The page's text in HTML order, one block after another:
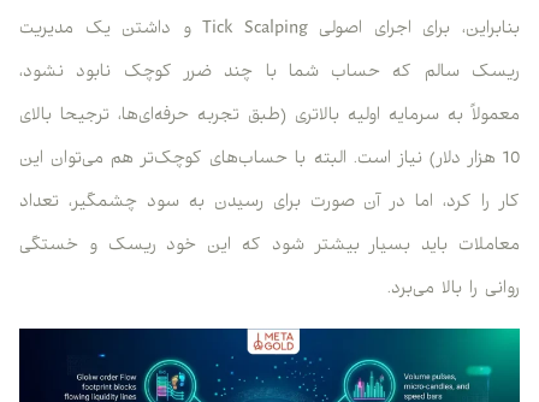
بنابراین، برای اجرای اصولی Tick Scalping و داشتن یک مدیریت
ریسک سالم که حساب شما با چند ضرر کوچک نابود نشود،
معمولاً به سرمایه اولیه بالاتری (طبق تجربه حرفه‌ای‌ها، ترجیحا بالای
10 هزار دلار) نیاز است. البته با حساب‌های کوچک‌تر هم می‌توان این
کار را کرد، اما در آن صورت برای رسیدن به سود چشمگیر، تعداد
معاملات باید بسیار بیشتر شود که این خود ریسک و خستگی
روانی را بالا می‌برد.